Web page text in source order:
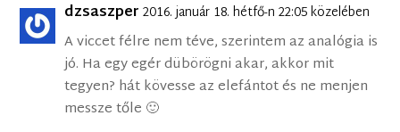
dzsaszper 2016. január 18. hétfő-n 22:05 közelében
A viccet félre nem téve, szerintem az analógia is
jó. Ha egy egér dübörögni akar, akkor mit
tegyen? hát kövesse az elefántot és ne menjen
messze tőle 🙂